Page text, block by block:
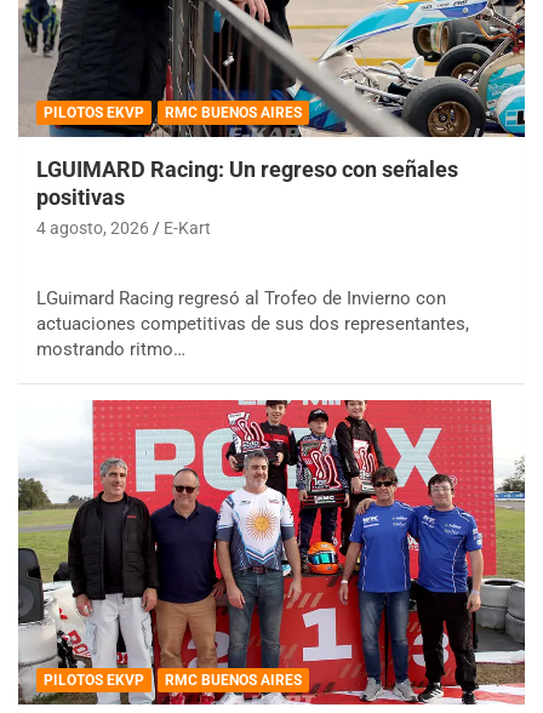
PILOTOS EKVP RMC BUENOS AIRES
LGUIMARD Racing: Un regreso con señales
positivas
4 agosto, 2026 E-Kart
LGuimard Racing regresó al Trofeo de Invierno con
actuaciones competitivas de sus dos representantes,
mostrando ritmo…
PILOTOS EKVP RMC BUENOS AIRES